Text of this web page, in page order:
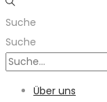
Suche
Suche
Über uns